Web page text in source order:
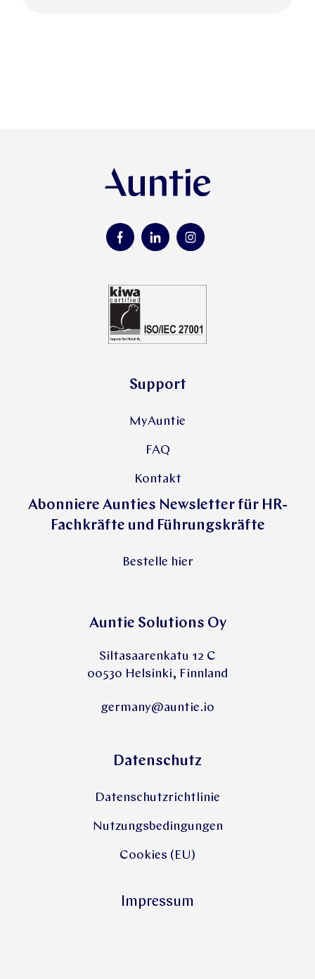
Support
MyAuntie
FAQ
Kontakt
Abonniere Aunties Newsletter für HR-
Fachkräfte und Führungskräfte
Bestelle hier
Auntie Solutions Oy
Siltasaarenkatu 12 C
00530 Helsinki, Finnland
germany@auntie.io
Datenschutz
Datenschutzrichtlinie
Nutzungsbedingungen
Cookies (EU)
Impressum